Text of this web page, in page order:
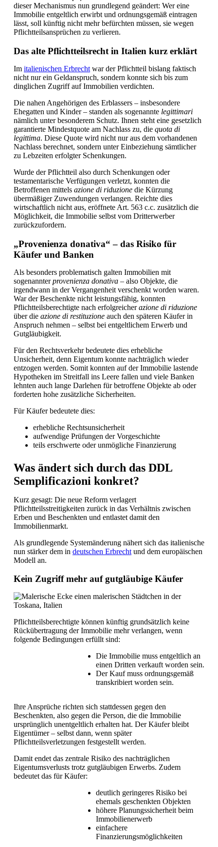
dieser Mechanismus nun grundlegend geändert: Wer eine
Immobilie entgeltlich erwirbt und ordnungsgemäß eintragen
lässt, soll künftig nicht mehr befürchten müssen, sie wegen
Pflichtteilsansprüchen zu verlieren.
Das alte Pflichtteilsrecht in Italien kurz erklärt
Im italienischen Erbrecht war der Pflichtteil bislang faktisch
nicht nur ein Geldanspruch, sondern konnte sich bis zum
dinglichen Zugriff auf Immobilien verdichten.
Die nahen Angehörigen des Erblassers – insbesondere
Ehegatten und Kinder – standen als sogenannte legittimari
nämlich unter besonderem Schutz. Ihnen steht eine gesetzlich
garantierte Mindestquote am Nachlass zu, die quota di
legittima. Diese Quote wird nicht nur aus dem vorhandenen
Nachlass berechnet, sondern unter Einbeziehung sämtlicher
zu Lebzeiten erfolgter Schenkungen.
Wurde der Pflichtteil also durch Schenkungen oder
testamentarische Verfügungen verletzt, konnten die
Betroffenen mittels azione di riduzione die Kürzung
übermäßiger Zuwendungen verlangen. Reichte dies
wirtschaftlich nicht aus, eröffnete Art. 563 c.c. zusätzlich die
Möglichkeit, die Immobilie selbst vom Dritterwerber
zurückzufordern.
„Provenienza donativa“ – das Risiko für
Käufer und Banken
Als besonders problematisch galten Immobilien mit
sogenannterprovenienza donativa – also Objekte, die
irgendwann in der Vergangenheit verschenkt worden waren.
War der Beschenkte nicht leistungsfähig, konnten
Pflichtteilsberechtigte nach erfolgreicherazione di riduzione
über die azione di restituzione auch den späteren Käufer in
Anspruch nehmen – selbst bei entgeltlichem Erwerb und
Gutgläubigkeit.
Für den Rechtsverkehr bedeutete dies erhebliche
Unsicherheit, denn Eigentum konnte nachträglich wieder
entzogen werden. Somit konnten auf der Immobilie lastende
Hypotheken im Streitfall ins Leere fallen und viele Banken
lehnten auch lange Darlehen für betroffene Objekte ab oder
forderten hohe zusätzliche Sicherheiten.
Für Käufer bedeutete dies:
erhebliche Rechtsunsicherheit
aufwendige Prüfungen der Vorgeschichte
teils erschwerte oder unmögliche Finanzierung
Was ändert sich durch das DDL
Semplificazioni konkret?
Kurz gesagt: Die neue Reform verlagert
Pflichtteilsstreitigkeiten zurück in das Verhältnis zwischen
Erben und Beschenkten und entlastet damit den
Immobilienmarkt.
Als grundlegende Systemänderung nähert sich das italienische
nun stärker dem in deutschen Erbrecht und dem europäischen
Modell an.
Kein Zugriff mehr auf gutgläubige Käufer
Pflichtteilsberechtigte können künftig grundsätzlich keine
Rückübertragung der Immobilie mehr verlangen, wenn
folgende Bedingungen erfüllt sind:
Die Immobilie muss entgeltlich an
einen Dritten verkauft worden sein.
Der Kauf muss ordnungsgemäß
transkribiert worden sein.
Ihre Ansprüche richten sich stattdessen gegen den
Beschenkten, also gegen die Person, die die Immobilie
ursprünglich unentgeltlich erhalten hat. Der Käufer bleibt
Eigentümer – selbst dann, wenn später
Pflichtteilsverletzungen festgestellt werden.
Damit endet das zentrale Risiko des nachträglichen
Eigentumsverlusts trotz gutgläubigen Erwerbs. Zudem
bedeutet das für Käufer:
deutlich geringeres Risiko bei
ehemals geschenkten Objekten
höhere Planungssicherheit beim
Immobilienerwerb
einfachere
Finanzierungsmöglichkeiten